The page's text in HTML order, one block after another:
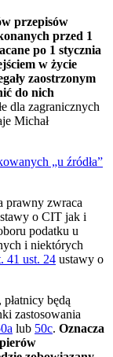
przepisów
przed 1
po 1 stycznia
w życie
zaostrzonym
do nich
dla zagranicznych
Michał
„u źródła”
prawny zwraca
o CIT jak i
podatku u
i niektórych
41 ust. 24 ustawy o
, płatnicy będą
zastosowania
lub 50c. Oznacza